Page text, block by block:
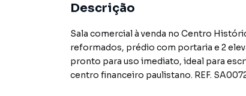
Descrição
Sala comercial à venda no Centro
reformados, prédio com portaria e 2
pronto para uso imediato, ideal para
centro financeiro paulistano. REF.